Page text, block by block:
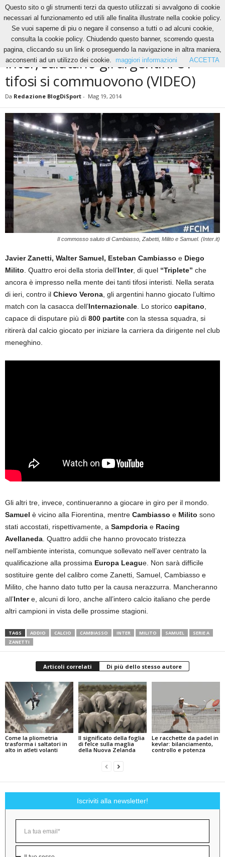
News Inter, salutano gli argentini e i tifosi si commuovono (VIDEO)
NEWS
Inter, salutano gli argentini e i
tifosi si commuovono (VIDEO)
Da Redazione BlogDiSport - Mag 19, 2014
Il commosso saluto di Cambiasso, Zabetti, Milito e Samuel. (Inter.it)
Javier Zanetti, Walter Samuel, Esteban Cambiasso e Diego
Milito . Quattro eroi della storia dell’Inter, di quel “Triplete” che
ancora è impresso nella mente dei tanti tifosi interisti. Nella serata
di ieri, contro il Chievo Verona , gli argentini hanno giocato l’ultimo
match con la casacca dell’Internazionale . Lo storico capitano
capace di disputare più di 800 partite con la stessa squadra, si
ritirerà dal calcio giocato per iniziare la carriera da dirigente nel club
meneghino.
Gli altri tre, invece, continueranno a giocare in giro per il mondo.
Samuel è vicino alla Fiorentina, mentre Cambiasso e Milito sono
stati accostati, rispettivamente, a Sampdoria e Racing
Avellaneda. Quattro addii che hanno provocato tristezza
nell’ambiente interista, comunque sollevato nell’aver centrato la
qualificazione alla prossima Europa League. Non sarà difficile
sostituire gente del calibro come Zanetti, Samuel, Cambiasso e
Milito, che hanno dato tutto per la causa nerazzurra. Mancheranno
all’Intere, alcuni di loro, anche all’intero calcio italiano che perde
altri campioni in vista delle prossime stagioni.
TAGS ADDIO CALCIO CAMBIASSO INTER MILITO SAMUEL
SERIE A
ZANETTI
Articoli correlati Di più dello stesso autore
Come la pliometria
trasforma i saltatori in
alto in atleti volanti
Il significato della foglia
di felce sulla maglia
della Nuova Zelanda
Le racchette da padel in
kevlar: bilanciamento,
controllo e potenza
Iscriviti alla newsletter!
Questo sito o gli strumenti terzi da questo utilizzati si avvalgono di cookie
necessari al funzionamento ed utili alle finalita illustrate nella cookie policy.
Se vuoi saperne di piu o negare il consenso a tutti o ad alcuni cookie,
consulta la cookie policy. Chiudendo questo banner, scorrendo questa
pagina, cliccando su un link o proseguendo la navigazione in altra maniera,
acconsenti ad un utilizzo dei cookie.
maggiori informazioni ACCETTA